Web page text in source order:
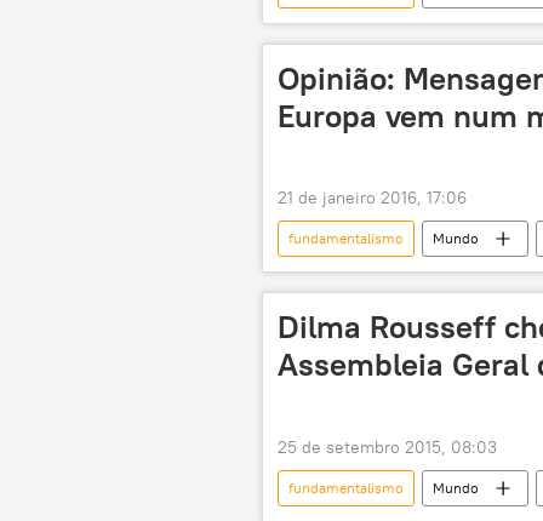
Grã-Bretanha
Daesh
Opinião:
Europa vem num
21 de janeiro 2016, 17:06
fundamentalismo Mundo
Oriente Médio
Vladimir Putin
Dilma Rousseff
Assembleia Geral
25 de setembro 2015, 08:03
fundamentalismo Mundo